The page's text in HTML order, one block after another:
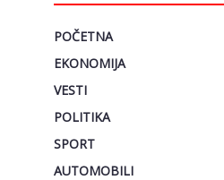
POČETNA
EKONOMIJA
VESTI
POLITIKA
SPORT
AUTOMOBILI